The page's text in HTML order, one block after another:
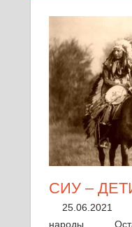
СИУ –
25.06.2021
народы